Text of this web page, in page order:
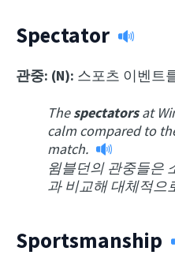
Spectator
관중: (N): 스포츠 이벤트
Thespectatorsat
calm compared to
match.
윔블던의 관중들은
과 비교해 대체적으
Sportsmanship